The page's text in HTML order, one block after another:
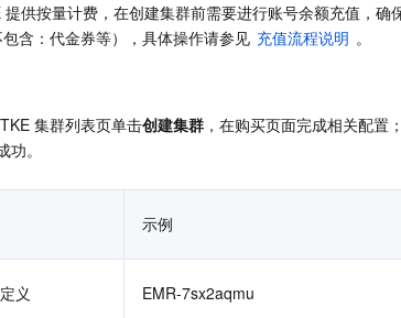
供按量计费，在创建集群前需要进行账号余额充值，确
含：代金券等），具体操作请参见 充值流程说明 。
集群列表页单击创建集群 ，在购买页面完成相关配置
。
示例
义 EMR-7sx2aqmu